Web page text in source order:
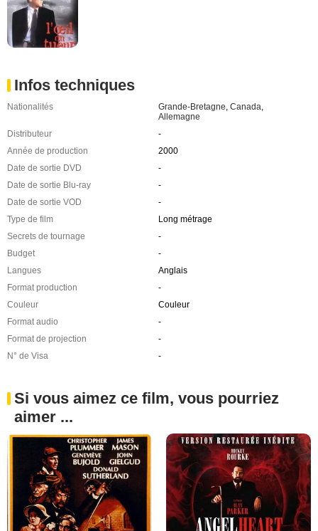
Infos techniques
Nationalités Grande-Bretagne Canada
Allemagne
Distributeur
-
Année de production
2000
Date de sortie DVD
-
Date de sortie Blu-ray
-
Date de sortie VOD
-
Type de film
Long métrage
Secrets de tournage
-
Budget
-
Langues
Anglais
Format production
-
Couleur
Couleur
Format audio
-
Format de projection
-
N° de Visa
-
Si vous aimez ce film, vous pourriez
aimer ...